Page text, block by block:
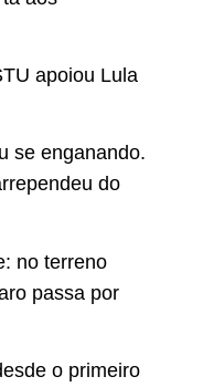
apoiou Lula
se enganando.
do
no terreno
passa por
o primeiro